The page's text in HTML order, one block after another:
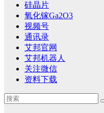
硅晶片
氧化镓Ga2O3
视频号
通讯录
艾邦官网
艾邦机器人
关注微信
资料下载